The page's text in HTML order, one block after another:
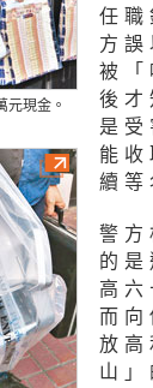
元現金。
任職
方
被「
後才
是
能
續等
警方
的
高
而
放高
山